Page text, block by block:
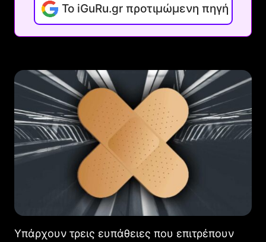
Το iGuRu.gr προτιμώμενη πηγή
Υπάρχουν τρεις ευπάθειες που επιτρέπουν